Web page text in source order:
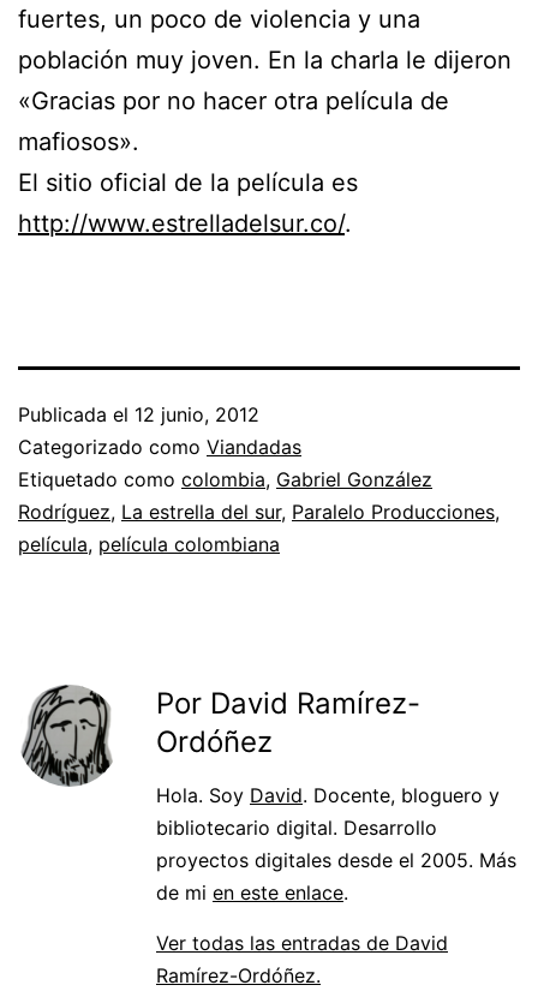
fuertes, un poco de violencia y una
población muy joven. En la charla le dijeron
«Gracias por no hacer otra película de
mafiosos».
El sitio oficial de la película es
http://www.estrelladelsur.co/.
Publicada el 12 junio, 2012
Categorizado como Viandadas
Etiquetado como colombia, Gabriel González
Rodríguez, La estrella del sur, Paralelo Producciones,
película, película colombiana
Por David Ramírez-
Ordóñez
Hola. Soy David. Docente, bloguero y
bibliotecario digital. Desarrollo
proyectos digitales desde el 2005. Más
de mi en este enlace.
Ver todas las entradas de David
Ramírez-Ordóñez.